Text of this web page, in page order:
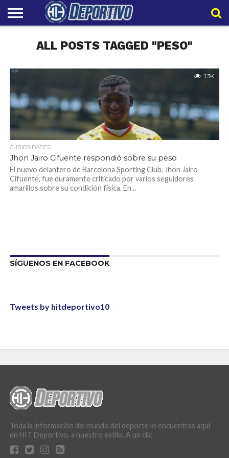
NACIONAL
INTERNACIONAL
EMBAJADORES
POLIDEPORTIVO
POLÍTICAS
CONTACTO
EQUIPOALL POSTS TAGGED "PESO"
1.3K
CURIOSIDADES
Jhon Jairo Cifuente respondió sobre su peso
El nuevo delantero de Barcelona Sporting Club, Jhon Jairo
Cifuente, fue duramente criticado por varios seguidores
amarillos sobre su condición física. En...
SÍGUENOS EN FACEBOOK
Tweets by hitdeportivo10
Toda la información del mundo del deporte lo encuentras aquí
en HIT Deportivo, a nuestro estilo. A un clic.